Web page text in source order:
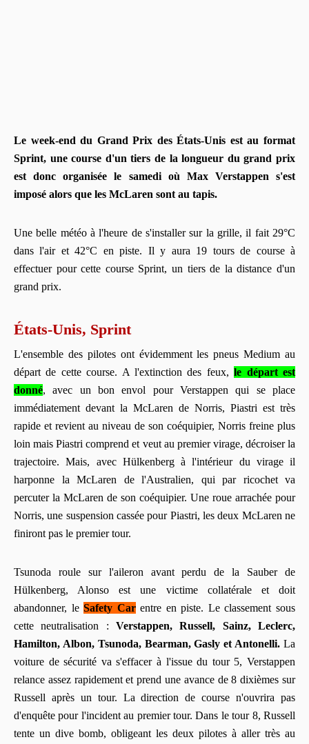
Le week-end du Grand Prix des États-Unis est au format
Sprint, une course d'un tiers de la longueur du grand prix
est donc organisée le samedi où Max Verstappen s'est
imposé alors que les McLaren sont au tapis.
Une belle météo à l'heure de s'installer sur la grille, il fait 29°C
dans l'air et 42°C en piste. Il y aura 19 tours de course à
effectuer pour cette course Sprint, un tiers de la distance d'un
grand prix.
États-Unis, Sprint
L'ensemble des pilotes ont évidemment les pneus Medium au
départ de cette course. A l'extinction des feux,le départ est
donné, avec un bon envol pour Verstappen qui se place
immédiatement devant la McLaren de Norris, Piastri est très
rapide et revient au niveau de son coéquipier, Norris freine plus
loin mais Piastri comprend et veut au premier virage, décroiser la
trajectoire. Mais, avec Hülkenberg à l'intérieur du virage il
harponne la McLaren de l'Australien, qui par ricochet va
percuter la McLaren de son coéquipier. Une roue arrachée pour
Norris, une suspension cassée pour Piastri, les deux McLaren ne
finiront pas le premier tour.
Tsunoda roule sur l'aileron avant perdu de la Sauber de
Hülkenberg, Alonso est une victime collatérale et doit
abandonner, leSafety Carentre en piste. Le classement sous
cette neutralisation : Verstappen, Russell, Sainz, Leclerc,
Hamilton, Albon, Tsunoda, Bearman, Gasly et Antonelli. La
voiture de sécurité va s'effacer à l'issue du tour 5, Verstappen
relance assez rapidement et prend une avance de 8 dixièmes sur
Russell après un tour. La direction de course n'ouvrira pas
d'enquête pour l'incident au premier tour. Dans le tour 8, Russell
tente un dive bomb, obligeant les deux pilotes à aller très au